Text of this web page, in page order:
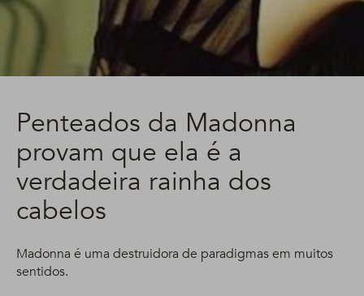
Penteados da Madonna
provam que ela é a
verdadeira rainha dos
cabelos
Madonna é uma destruidora de paradigmas em muitos
sentidos.